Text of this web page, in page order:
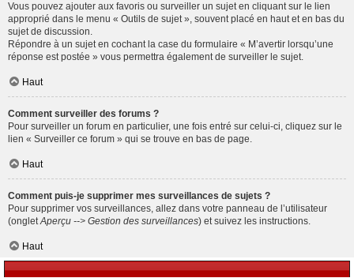
Vous pouvez ajouter aux favoris ou surveiller un sujet en cliquant sur le lien
approprié dans le menu « Outils de sujet », souvent placé en haut et en bas du
sujet de discussion.
Répondre à un sujet en cochant la case du formulaire « M’avertir lorsqu’une
réponse est postée » vous permettra également de surveiller le sujet.
Haut
Comment surveiller des forums ?
Pour surveiller un forum en particulier, une fois entré sur celui-ci, cliquez sur le
lien « Surveiller ce forum » qui se trouve en bas de page.
Haut
Comment puis-je supprimer mes surveillances de sujets ?
Pour supprimer vos surveillances, allez dans votre panneau de l’utilisateur
(onglet Aperçu --> Gestion des surveillances) et suivez les instructions.
Haut